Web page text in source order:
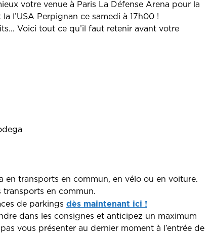
votre venue à Paris La Défense Arena pour la
l’USA Perpignan ce samedi à 17h00 !
Voici tout ce qu’il faut retenir avant votre
en transports en commun, en vélo ou en voiture.
transports en commun.
de parkings dès maintenant ici !
dans les consignes et anticipez un maximum
vous présenter au dernier moment à l’entrée de